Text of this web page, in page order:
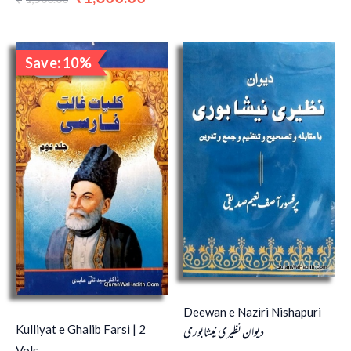
Save: 10%
Sale!
Kulliyat e Ghalib Farsi | 2
Original
price
was:
₹1,000.00.
Current
is:
₹900.00.
Deewan e Naziri Nishapuri
دیوان نظیری نیشابوری